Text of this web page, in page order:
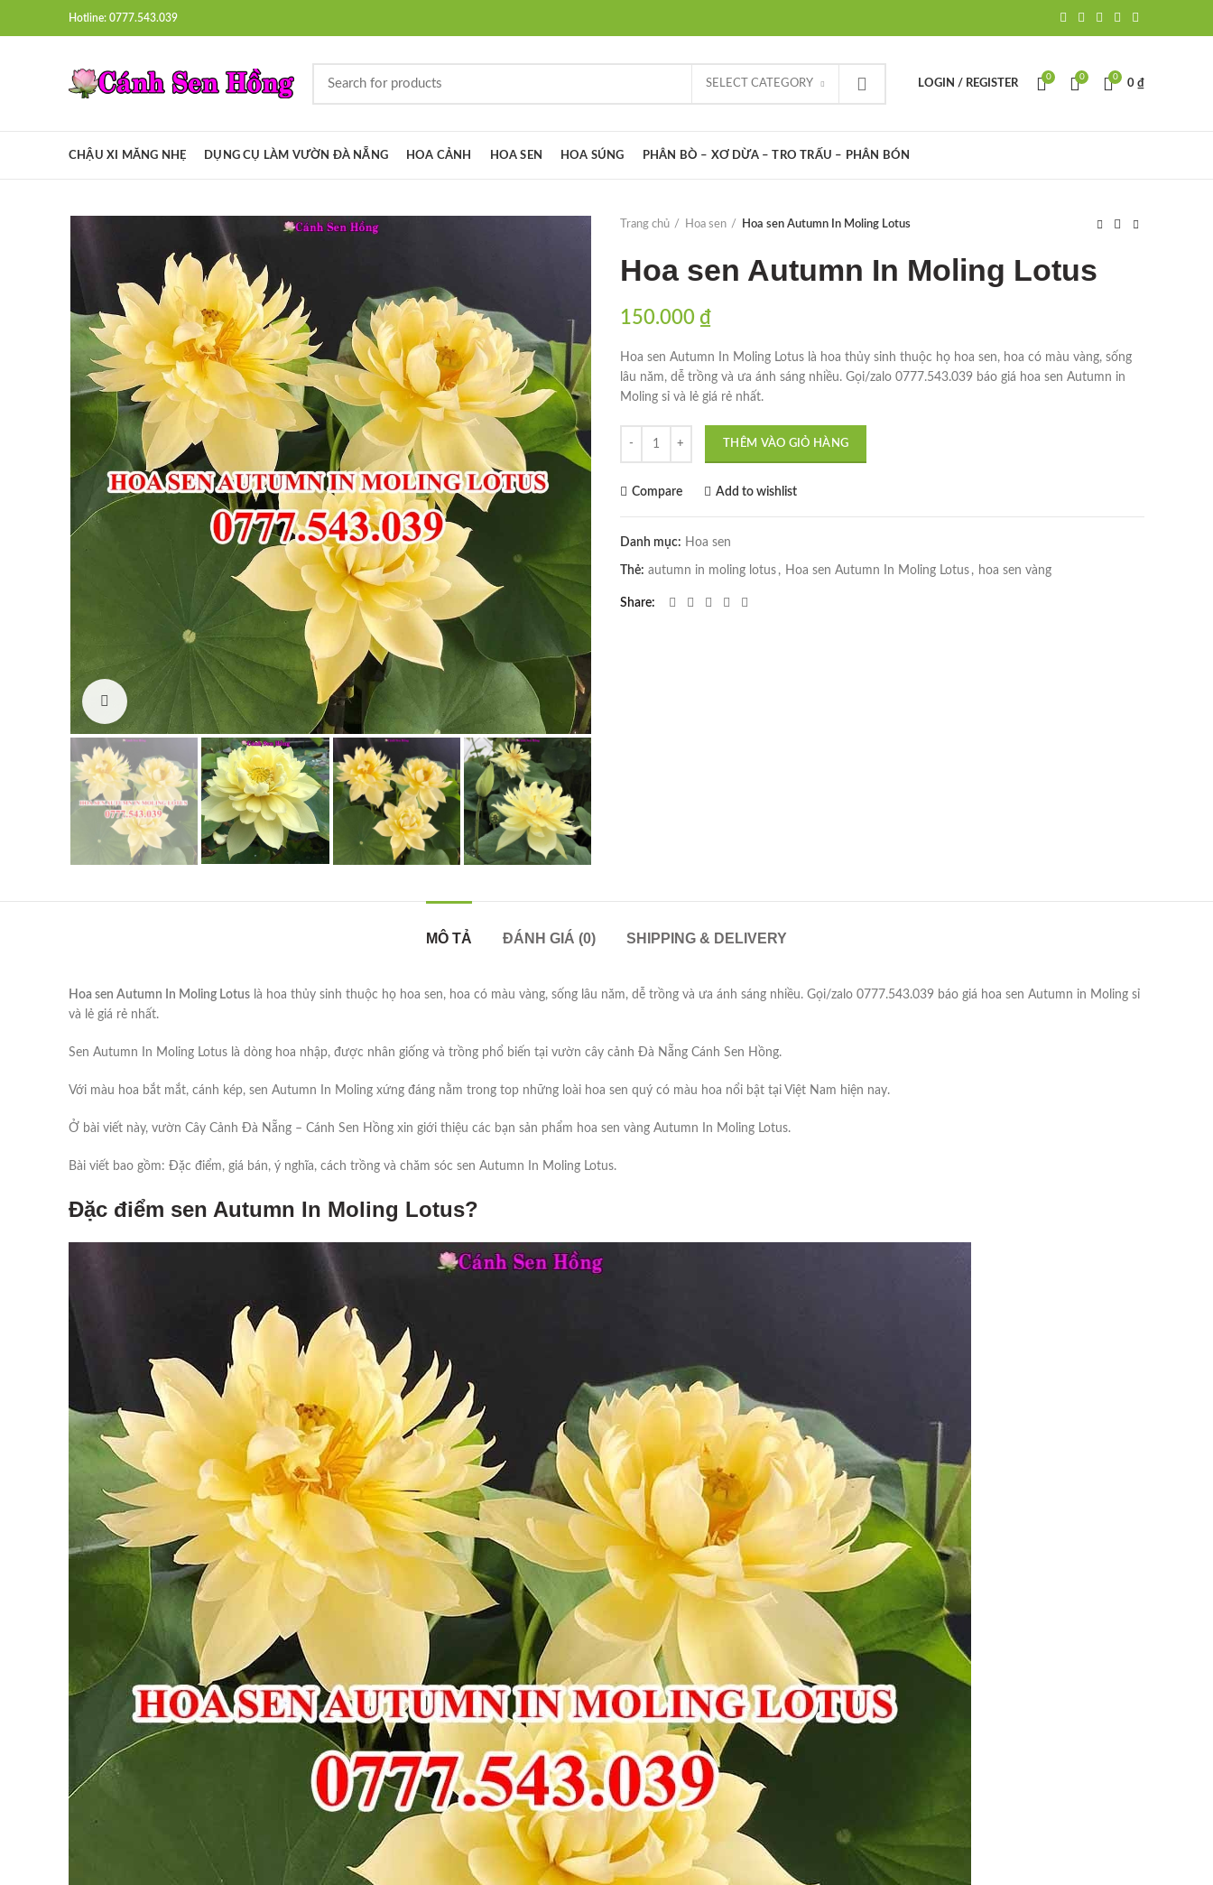
Hotline: 0777.543.039
SELECT CATEGORY LOGIN / REGISTER
0 0 0
0 ₫
CHẬU XI MĂNG NHẸ DỤNG CỤ LÀM VƯỜN ĐÀ NẴNG HOA CẢNH HOA SEN HOA SÚNG PHÂN BÒ – XƠ DỪA – TRO TRẤU – PHÂN BÓN
Trang chủ Hoa sen Hoa sen Autumn In Moling Lotus
Hoa sen Autumn In Moling Lotus
150.000 ₫
Hoa sen Autumn In Moling Lotus là hoa thủy sinh thuộc họ hoa sen, hoa có màu vàng, sống
lâu năm, dễ trồng và ưa ánh sáng nhiều. Gọi/zalo 0777.543.039 báo giá hoa sen Autumn in
Moling sỉ và lẻ giá rẻ nhất.
Hoa sen Autumn In Moling Lotus số lượng
THÊM VÀO GIỎ HÀNG
Compare Add to wishlist
Danh mục: Hoa sen
Thẻ: autumn in moling lotus , Hoa sen Autumn In Moling Lotus , hoa sen vàng
Share
MÔ TẢ ĐÁNH GIÁ (0) SHIPPING & DELIVERY
Hoa sen Autumn In Moling Lotus là hoa thủy sinh thuộc họ hoa sen, hoa có màu vàng, sống lâu năm, dễ trồng và ưa ánh sáng nhiều. Gọi/zalo 0777.543.039 báo giá hoa sen Autumn in Moling sỉ
và lẻ giá rẻ nhất.
Sen Autumn In Moling Lotus là dòng hoa nhập, được nhân giống và trồng phổ biến tại vườn cây cảnh Đà Nẵng Cánh Sen Hồng.
Với màu hoa bắt mắt, cánh kép, sen Autumn In Moling xứng đáng nằm trong top những loài hoa sen quý có màu hoa nổi bật tại Việt Nam hiện nay.
Ở bài viết này, vườn Cây Cảnh Đà Nẵng – Cánh Sen Hồng xin giới thiệu các bạn sản phẩm hoa sen vàng Autumn In Moling Lotus.
Bài viết bao gồm: Đặc điểm, giá bán, ý nghĩa, cách trồng và chăm sóc sen Autumn In Moling Lotus.
Đặc điểm sen Autumn In Moling Lotus?